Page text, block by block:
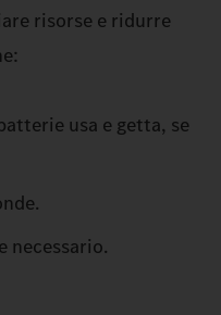
risorse e ridurre
usa e getta, se
necessario.